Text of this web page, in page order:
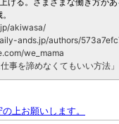
akiwasa/
ands.jp/authors/
we_mama
仕事を諦めなくてもいい方法